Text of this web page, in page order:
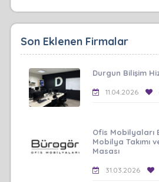
Son Eklenen Firmalar
Durgun Bilişim
11.04.2026
Ofis Mobilyaları
Mobilya Takımı
Masası
31.03.2026